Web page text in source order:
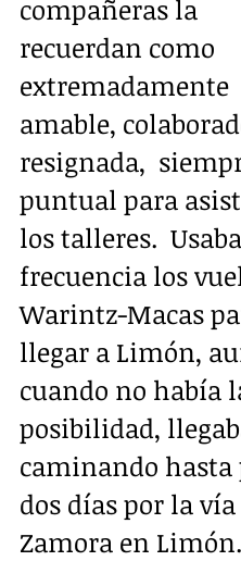
compañeras la
recuerdan como
extremadamente
amable,
resignada,
puntual para
los talleres.
frecuencia los
Warintz-Macas
llegar a Limón,
cuando no había
posibilidad,
caminando hasta
dos días por la
Zamora en Limón.